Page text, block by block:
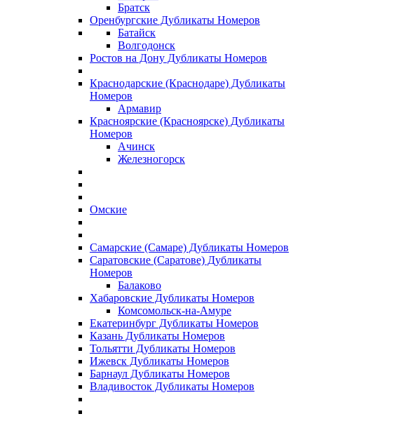
Братск
Оренбургские Дубликаты Номеров
Батайск
Волгодонск
Ростов на Дону Дубликаты Номеров
Краснодарские (Краснодаре) Дубликаты
Номеров
Армавир
Красноярские (Красноярске) Дубликаты
Номеров
Ачинск
Железногорск
Омские
Самарские (Самаре) Дубликаты Номеров
Саратовские (Саратове) Дубликаты
Номеров
Балаково
Хабаровские Дубликаты Номеров
Комсомольск-на-Амуре
Екатеринбург Дубликаты Номеров
Казань Дубликаты Номеров
Тольятти Дубликаты Номеров
Ижевск Дубликаты Номеров
Барнаул Дубликаты Номеров
Владивосток Дубликаты Номеров